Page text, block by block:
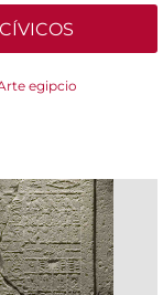
egipcio